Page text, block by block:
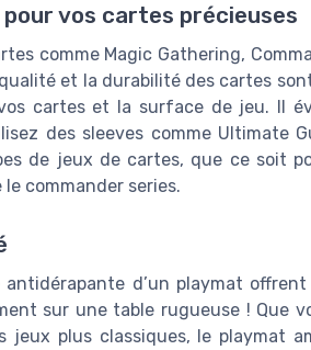
vos cartes précieuses
comme Magic Gathering,
et la durabilité des cartes
cartes et la surface de jeu. Il
des sleeves comme Ultimate
de jeux de cartes, que ce soit
commander series.
d’un playmat
sur une table rugueuse ! Que
jeux plus classiques, le playmat